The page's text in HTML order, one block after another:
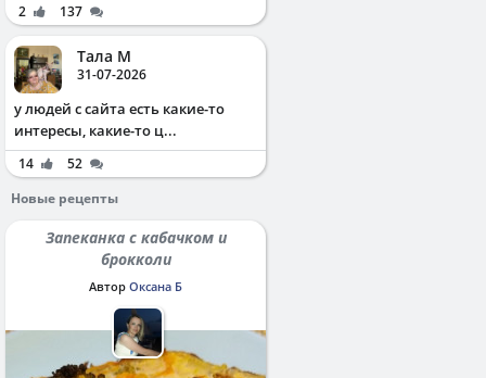
2 137
Тала М
31-07-2026
у людей с сайта есть какие-то
интересы, какие-то ц...
14
52
Новые рецепты
Запеканка с кабачком и
брокколи
Автор Оксана Б